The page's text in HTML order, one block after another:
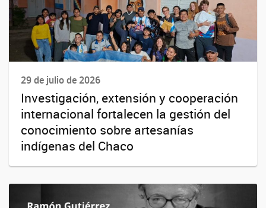
29 de julio de 2026
Investigación, extensión y cooperación
internacional fortalecen la gestión del
conocimiento sobre artesanías
indígenas del Chaco